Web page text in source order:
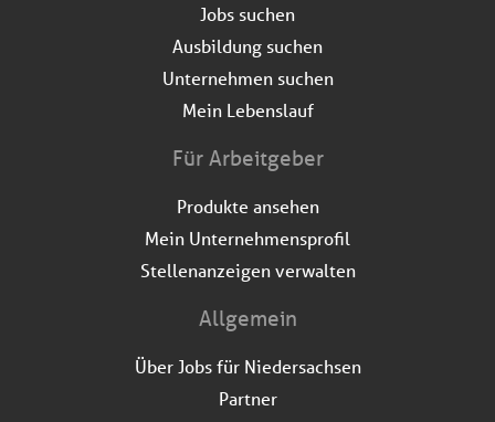
Jobs suchen
Ausbildung suchen
Unternehmen suchen
Mein Lebenslauf
Für Arbeitgeber
Produkte ansehen
Mein Unternehmensprofil
Stellenanzeigen verwalten
Allgemein
Über Jobs für Niedersachsen
Partner